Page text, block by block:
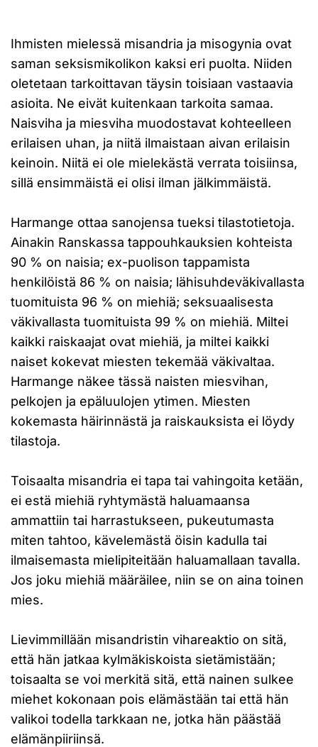
Ihmisten mielessä misandria ja misogynia ovat
saman seksismikolikon kaksi eri puolta. Niiden
oletetaan tarkoittavan täysin toisiaan vastaavia
asioita. Ne eivät kuitenkaan tarkoita samaa.
Naisviha ja miesviha muodostavat kohteelleen
erilaisen uhan, ja niitä ilmaistaan aivan erilaisin
keinoin. Niitä ei ole mielekästä verrata toisiinsa,
sillä ensimmäistä ei olisi ilman jälkimmäistä.
Harmange ottaa sanojensa tueksi tilastotietoja.
Ainakin Ranskassa tappouhkauksien kohteista
90 % on naisia; ex-puolison tappamista
henkilöistä 86 % on naisia; lähisuhdeväkivallasta
tuomituista 96 % on miehiä; seksuaalisesta
väkivallasta tuomituista 99 % on miehiä. Miltei
kaikki raiskaajat ovat miehiä, ja miltei kaikki
naiset kokevat miesten tekemää väkivaltaa.
Harmange näkee tässä naisten miesvihan,
pelkojen ja epäluulojen ytimen. Miesten
kokemasta häirinnästä ja raiskauksista ei löydy
tilastoja.
Toisaalta misandria ei tapa tai vahingoita ketään,
ei estä miehiä ryhtymästä haluamaansa
ammattiin tai harrastukseen, pukeutumasta
miten tahtoo, kävelemästä öisin kadulla tai
ilmaisemasta mielipiteitään haluamallaan tavalla.
Jos joku miehiä määräilee, niin se on aina toinen
mies.
Lievimmillään misandristin vihareaktio on sitä,
että hän jatkaa kylmäkiskoista sietämistään;
toisaalta se voi merkitä sitä, että nainen sulkee
miehet kokonaan pois elämästään tai että hän
valikoi todella tarkkaan ne, jotka hän päästää
elämänpiiriinsä.